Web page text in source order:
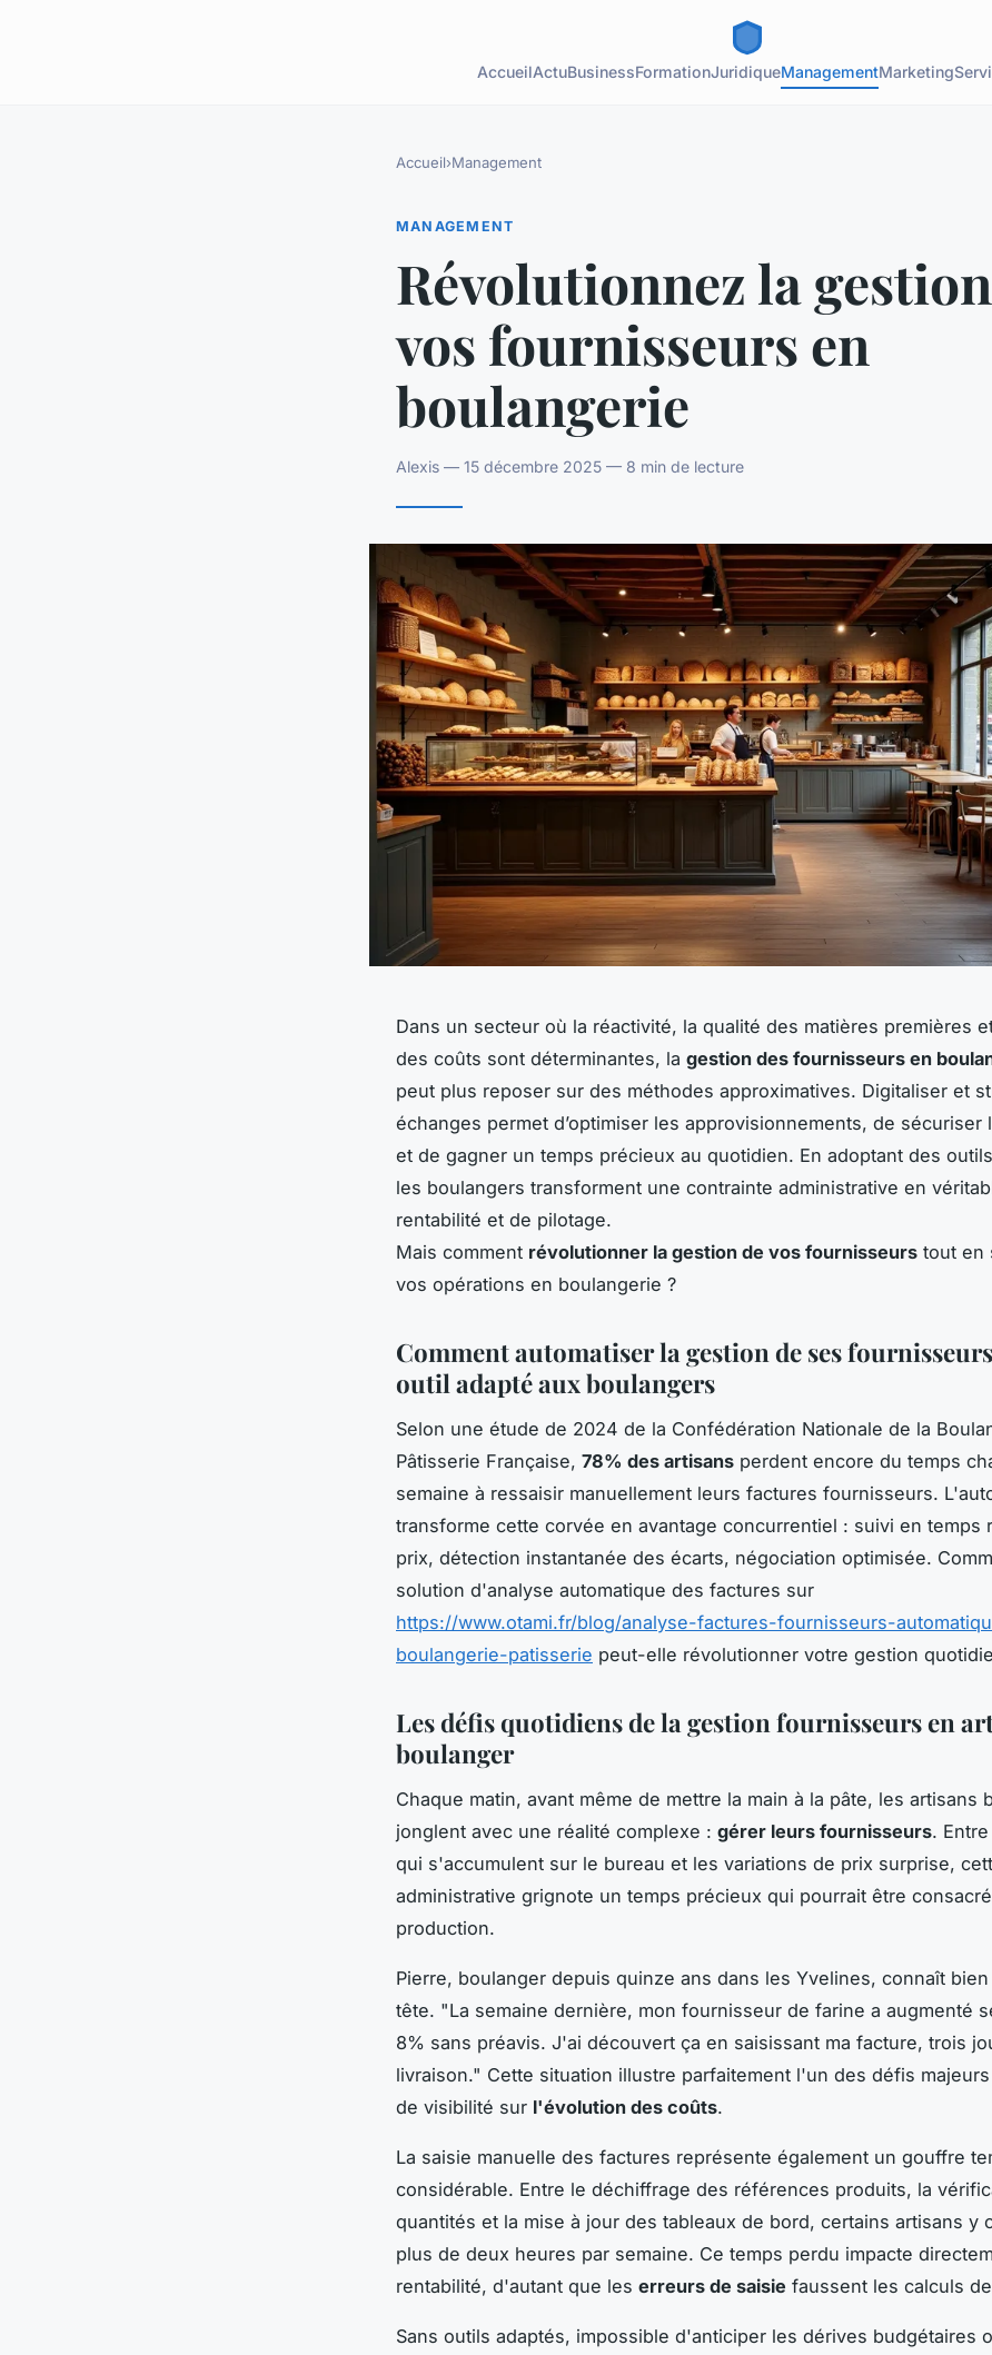
AccueilActuBusinessFormationJuridiqueManagementMarketing
Accueil›Management
MANAGEMENT
Révolutionnez la
vos fournisseurs en
boulangerie
Alexis — 15 décembre 2025 — 8 min de lecture
Dans un secteur où la réactivité, la qualité des matières premières
des coûts sont déterminantes, la gestion des fournisseurs en
peut plus reposer sur des méthodes approximatives. Digitaliser et
échanges permet d’optimiser les approvisionnements, de sécuriser
et de gagner un temps précieux au quotidien. En adoptant des
les boulangers transforment une contrainte administrative en
rentabilité et de pilotage.
Mais comment révolutionner la gestion de vos fournisseurs tout en
vos opérations en boulangerie ?
Comment automatiser la gestion de ses
outil adapté aux boulangers
Selon une étude de 2024 de la Confédération Nationale de la
Pâtisserie Française, 78% des artisans perdent encore du temps
semaine à ressaisir manuellement leurs factures fournisseurs.
transforme cette corvée en avantage concurrentiel : suivi en temps
prix, détection instantanée des écarts, négociation optimisée.
solution d'analyse automatique des factures sur
https://www.otami.fr/blog/analyse-factures-fournisseurs-
boulangerie-patisserie peut-elle révolutionner votre gestion
Les défis quotidiens de la gestion fournisseurs en
boulanger
Chaque matin, avant même de mettre la main à la pâte, les artisans
jonglent avec une réalité complexe : gérer leurs fournisseurs.
qui s'accumulent sur le bureau et les variations de prix surprise,
administrative grignote un temps précieux qui pourrait être
production.
Pierre, boulanger depuis quinze ans dans les Yvelines, connaît
tête. "La semaine dernière, mon fournisseur de farine a augmenté
8% sans préavis. J'ai découvert ça en saisissant ma facture, trois
livraison." Cette situation illustre parfaitement l'un des défis
de visibilité sur l'évolution des coûts.
La saisie manuelle des factures représente également un gouffre
considérable. Entre le déchiffrage des références produits, la
quantités et la mise à jour des tableaux de bord, certains artisans y
plus de deux heures par semaine. Ce temps perdu impacte
rentabilité, d'autant que les erreurs de saisie faussent les calculs
Sans outils adaptés, impossible d'anticiper les dérives budgétaires